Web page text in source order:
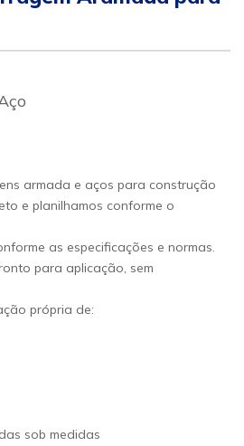
armada e aços para construção
e planilhamos conforme o
as especificações e normas.
para aplicação, sem
própria de:
sob medidas